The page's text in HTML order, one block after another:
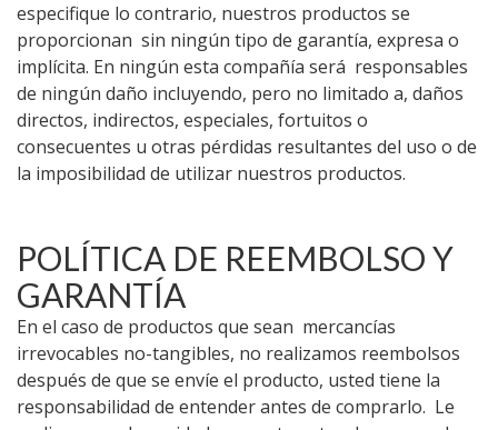
especifique lo contrario, nuestros productos se
proporcionan sin ningún tipo de garantía, expresa o
implícita. En ningún esta compañía será responsables
de ningún daño incluyendo, pero no limitado a, daños
directos, indirectos, especiales, fortuitos o
consecuentes u otras pérdidas resultantes del uso o de
la imposibilidad de utilizar nuestros productos.
POLÍTICA DE REEMBOLSO Y
GARANTÍA
En el caso de productos que sean mercancías
irrevocables no-tangibles, no realizamos reembolsos
después de que se envíe el producto, usted tiene la
responsabilidad de entender antes de comprarlo. Le